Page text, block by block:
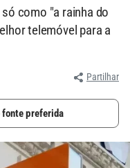
como "a rainha do
telemóvel para a
Partilhar
preferida